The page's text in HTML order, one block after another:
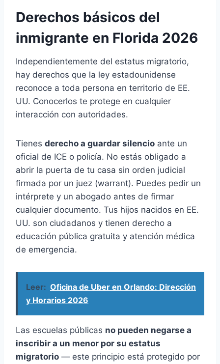
Derechos básicos del
inmigrante en Florida 2026
Independientemente del estatus migratorio,
hay derechos que la ley estadounidense
reconoce a toda persona en territorio de EE.
UU. Conocerlos te protege en cualquier
interacción con autoridades.
Tienes derecho a guardar silencio ante un
oficial de ICE o policía. No estás obligado a
abrir la puerta de tu casa sin orden judicial
firmada por un juez (warrant). Puedes pedir un
intérprete y un abogado antes de firmar
cualquier documento. Tus hijos nacidos en EE.
UU. son ciudadanos y tienen derecho a
educación pública gratuita y atención médica
de emergencia.
Leer: Oficina de Uber en Orlando: Dirección
y Horarios 2026
Las escuelas públicas no pueden negarse a
inscribir a un menor por su estatus
migratorio — este principio está protegido por